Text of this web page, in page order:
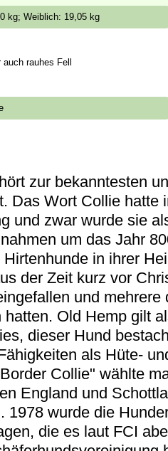
kg; Weiblich: 19,05 kg
auch rauhes Fell
zur bekanntesten
Das Wort Collie hatte
und zwar wurde sie
um das Jahr
in ihrer
der Zeit kurz vor
und mehrere
hatten. Old Hemp gilt
dieser Hund
als Hüte-
Collie" wählte
England und
1978 wurde die
die es laut FCI